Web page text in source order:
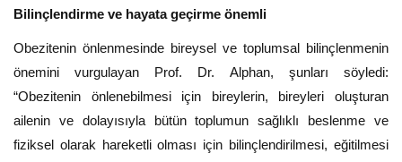
Bilinçlendirme ve hayata geçirme önemli
Obezitenin önlenmesinde bireysel ve toplumsal bilinçlenmenin
önemini vurgulayan Prof. Dr. Alphan, şunları söyledi:
“Obezitenin önlenebilmesi için bireylerin, bireyleri oluşturan
ailenin ve dolayısıyla bütün toplumun sağlıklı beslenme ve
fiziksel olarak hareketli olması için bilinçlendirilmesi, eğitilmesi